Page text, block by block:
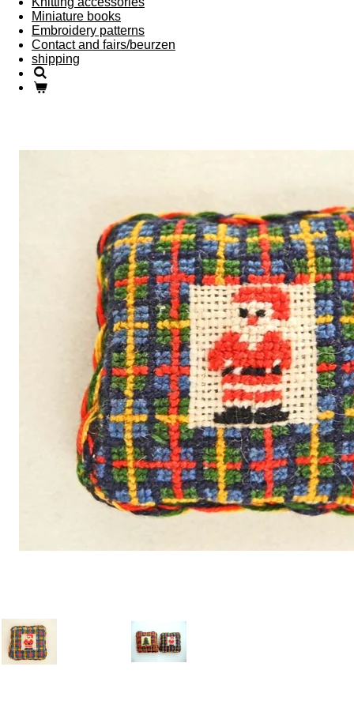
Miniature books
Embroidery patterns
Contact and fairs/beurzen
shipping